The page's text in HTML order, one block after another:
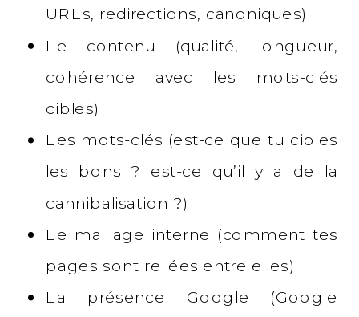
URLs, redirections, canoniques)
Le contenu (qualité, longueur,
cohérence avec les mots-clés
cibles)
Les mots-clés (est-ce que tu cibles
les bons ? est-ce qu’il y a de la
cannibalisation ?)
Le maillage interne (comment tes
pages sont reliées entre elles)
La présence Google (Google